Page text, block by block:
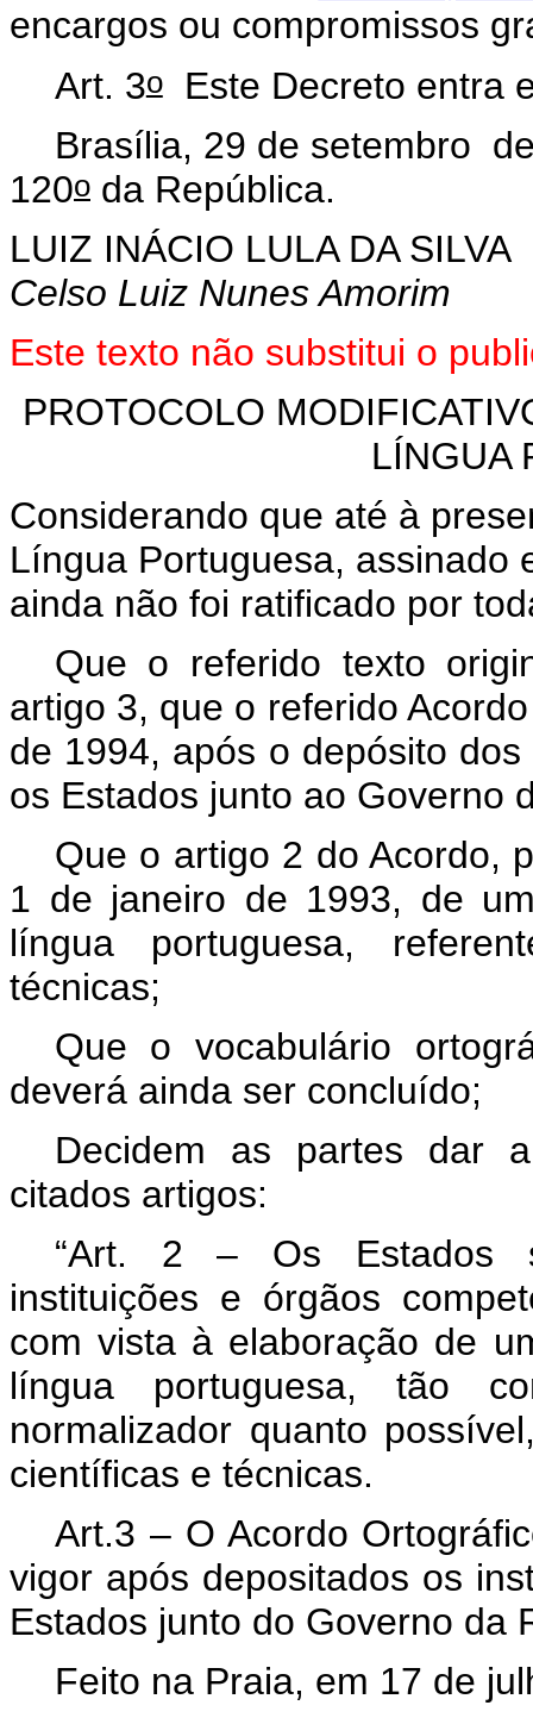
encargos ou compromissos
Art. 3oEste Decreto entra
Brasília, 29 de setembro
120o da República.
LUIZ INÁCIO LULA DA SILVA
Celso Luiz Nunes Amorim
Este texto não substitui o
PROTOCOLO
LÍNGUA
Considerando que até à
Língua Portuguesa, assinado
ainda não foi ratificado por
Que o referido texto
artigo 3, que o referido
de 1994, após o depósito
os Estados junto ao Governo
Que o artigo 2 do Acordo,
1 de janeiro de 1993, de
língua portuguesa,
técnicas;
Que o vocabulário
deverá ainda ser concluído;
Decidem as partes dar
citados artigos:
“Art. 2 – Os Estados
instituições e órgãos
com vista à elaboração de
língua portuguesa, tão
normalizador quanto
científicas e técnicas.
Art.3 – O Acordo
vigor após depositados os
Estados junto do Governo da
Feito na Praia, em 17 de